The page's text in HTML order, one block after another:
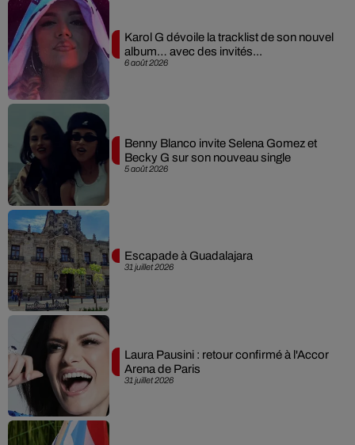
6 août 2026
Karol G dévoile la tracklist de son nouvel
album… avec des invités...
5 août 2026
Benny Blanco invite Selena Gomez et
Becky G sur son nouveau single
31 juillet 2026
Escapade à Guadalajara
31 juillet 2026
Laura Pausini : retour confirmé à l'Accor
Arena de Paris